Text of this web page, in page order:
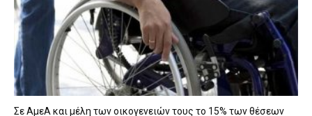
Σε ΑμεΑ και μέλη των οικογενειών τους το 15% των θέσεων